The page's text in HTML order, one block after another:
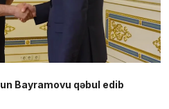
Bayramovu qəbul edib